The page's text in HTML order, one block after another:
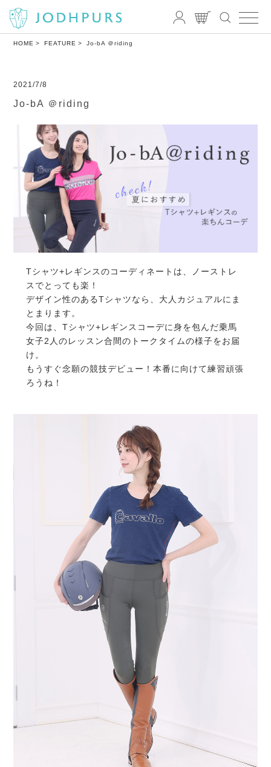
HOME FEATURE Jo-bA ＠riding
2021/7/8
Jo-bA ＠riding
Tシャツ+レギンスのコーディネートは、ノーストレ
スでとっても楽！
デザイン性のあるTシャツなら、大人カジュアルにま
とまります。
今回は、Tシャツ+レギンスコーデに身を包んだ乗馬
女子2人のレッスン合間のトークタイムの様子をお届
け。
もうすぐ念願の競技デビュー！本番に向けて練習頑張
ろうね！